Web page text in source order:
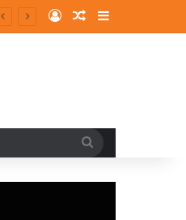
Log InRandom Article
Sidebar